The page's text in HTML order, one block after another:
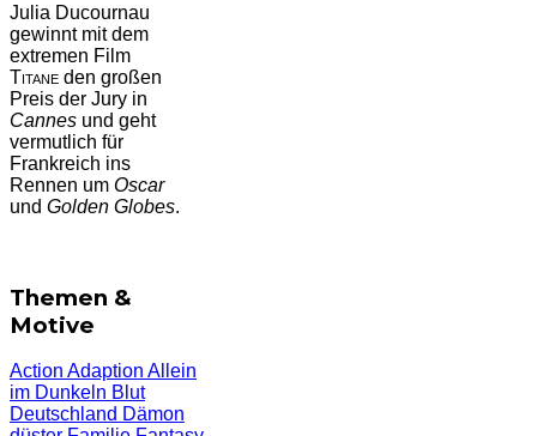
Julia Ducournau
gewinnt mit dem
extremen Film
Titane den großen
Preis der Jury in
Cannes und geht
vermutlich für
Frankreich ins
Rennen um Oscar
und Golden Globes.
Themen &
Motive
Action Adaption Allein
im Dunkeln Blut
Deutschland Dämon